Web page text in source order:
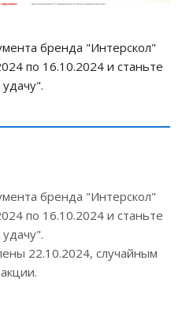
бренда "Интерскол"
по 16.10.2024 и станьте
бренда "Интерскол"
по 16.10.2024 и станьте
22.10.2024, случайным